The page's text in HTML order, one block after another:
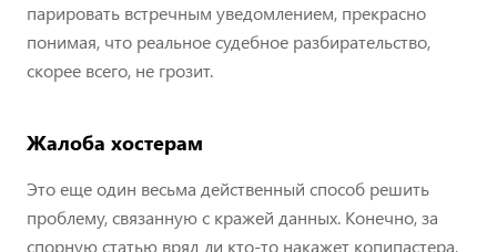
парировать встречным уведомлением, прекрасно
понимая, что реальное судебное разбирательство,
скорее всего, не грозит.
Жалоба хостерам
Это еще один весьма действенный способ решить
проблему, связанную с кражей данных. Конечно, за
спорную статью вряд ли кто-то накажет копипастера,